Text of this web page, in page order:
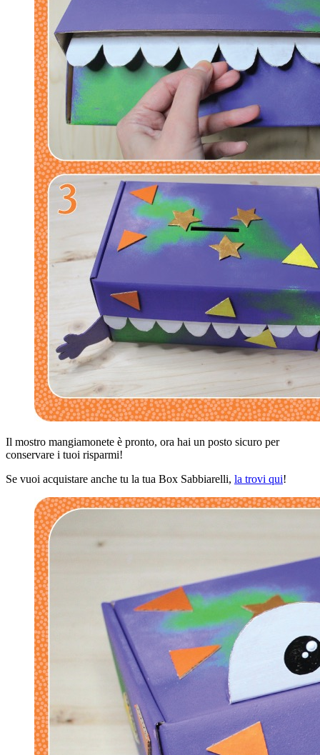
Il mostro mangiamonete è pronto, ora hai un posto sicuro per
conservare i tuoi risparmi!
Se vuoi acquistare anche tu la tua Box Sabbiarelli, la trovi qui!